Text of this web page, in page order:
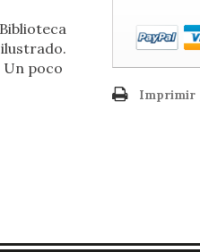
poco
Imprimir